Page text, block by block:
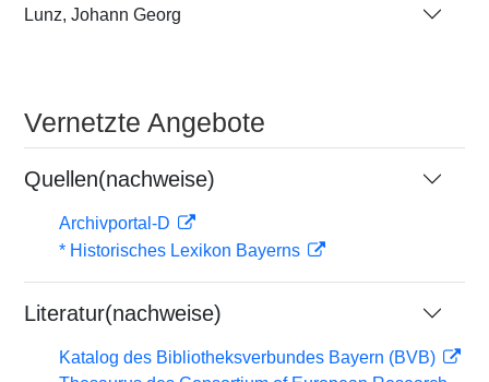
Lunz, Johann Georg
Vernetzte Angebote
Quellen(nachweise)
Archivportal-D
* Historisches Lexikon Bayerns
Literatur(nachweise)
Katalog des Bibliotheksverbundes Bayern (BVB)